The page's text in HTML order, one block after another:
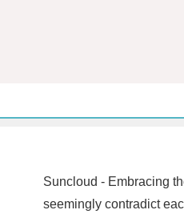
Suncloud - Embracing
seemingly contradict